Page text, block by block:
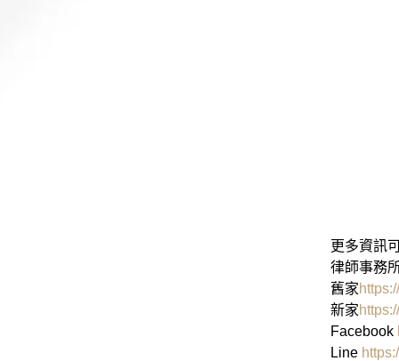
更多資訊
律師事務
舊家
新家
Facebook
Line